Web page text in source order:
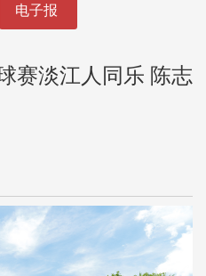
电子报
赛淡江人同乐 陈志